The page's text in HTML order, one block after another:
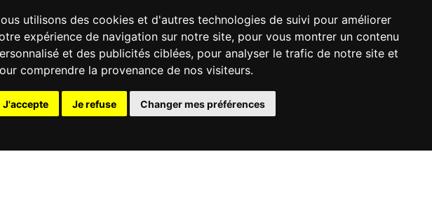
utilisons des cookies et d'autres technologies de suivi pour améliorer
expérience de navigation sur notre site, pour vous montrer un contenu
et des publicités ciblées, pour analyser le trafic de notre site et
comprendre la provenance de nos visiteurs.
J'accepte Je refuse Changer mes préférences